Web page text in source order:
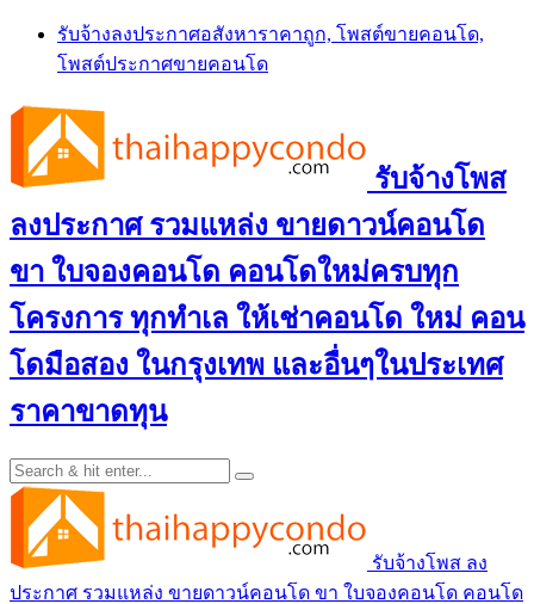
Skip
content
รับจ้างลงประกาศอสังหาราคาถูก, โพสต์ขายคอนโด,
โพสต์ประกาศขายคอนโด
รับจ้างโพส
ลงประกาศ รวมแหล่ง ขายดาวน์คอนโด
ขา ใบจองคอนโด คอนโดใหม่ครบทุก
โครงการ ทุกทำเล ให้เช่าคอนโด ใหม่ คอน
โดมือสอง ในกรุงเทพ และอื่นๆในประเทศ
ราคาขาดทุน
รับจ้างโพส ลง
ประกาศ รวมแหล่ง ขายดาวน์คอนโด ขา ใบจองคอนโด คอนโด